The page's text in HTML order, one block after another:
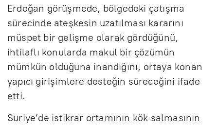
Erdoğan görüşmede, bölgedeki çatışma
sürecinde ateşkesin uzatılması kararını
müspet bir gelişme olarak gördüğünü,
ihtilaflı konularda makul bir çözümün
mümkün olduğuna inandığını, ortaya konan
yapıcı girişimlere desteğin süreceğini ifade
etti.
Suriye’de istikrar ortamının kök salmasının